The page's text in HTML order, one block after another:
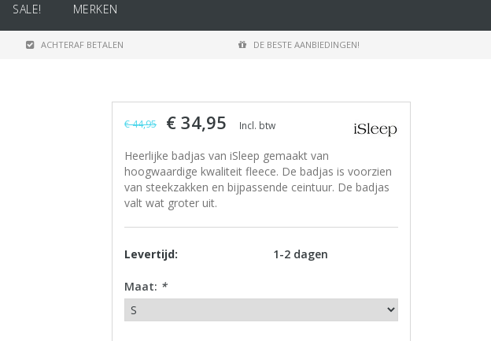
SALE! MERKEN
ACHTERAF BETALEN DE BESTE AANBIEDINGEN!
€ 44,95 € 34,95 Incl. btw
Heerlijke badjas van iSleep gemaakt van
hoogwaardige kwaliteit fleece. De badjas is voorzien
van steekzakken en bijpassende ceintuur. De badjas
valt wat groter uit.
Levertijd: 1-2 dagen
Maat: *